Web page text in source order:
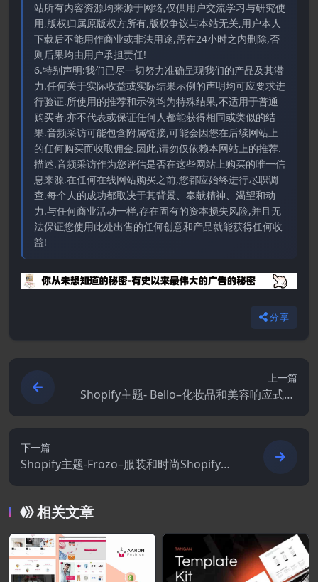
站所有内容资源均来源于网络,仅供用户交流学习与研究使
用,版权归属原版权方所有,版权争议与本站无关,用户本人
下载后不能用作商业或非法用途,需在24小时之内删除,否
则后果均由用户承担责任!
6.特别声明:我们已尽一切努力准确呈现我们的产品及其潜
力.任何关于实际收益或实际结果示例的声明均可应要求进
行验证.所使用的推荐和示例均为特殊结果,不适用于普通
购买者,亦不代表或保证任何人都能获得相同或类似的结
果.音频采访可能包含附属链接,可能会因您在后续网站上
的任何购买而收取佣金.因此,请勿仅依赖本网站上的推荐.
描述.音频采访作为您评估是否在这些网站上购买的唯一信
息来源.在任何在线网站购买之前,您都应始终进行尽职调
查.每个人的成功都取决于其背景、奉献精神、渴望和动
力.与任何商业活动一样,存在固有的资本损失风险,并且无
法保证您使用此处出售的任何创意和产品就能获得任何收
益!
分享
上一篇
Shopify主题- Bello–化妆品和美容响应式Sh
下一篇
Shopify主题-Frozo–服装和时尚Shopify主
相关文章